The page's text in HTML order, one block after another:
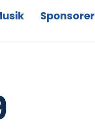
Sponsorer